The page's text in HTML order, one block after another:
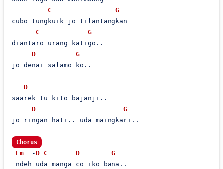
C
G
cubo tungkuik jo tilantangkan
C
G
diantaro urang katigo..
D
G
jo denai salamo ko..
D
saarek tu kito bajanji..
D
G
jo ringan hati.. uda maingkari..
Chorus
Em
  -
D C D
G
ndeh uda manga co iko bana..